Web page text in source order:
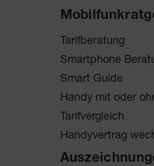
Tarifberatung
Smartphone
Smart Guide
Handy mit oder
Tarifvergleich
Handyvertrag